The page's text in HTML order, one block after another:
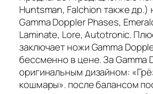
Huntsman, Falchion также др.)
Gamma Doppler Phases,
Laminate, Lore, Autotronic.
заключает ножи Gamma
бессменно в цене. За Gamma
оригинальным дизайном:
кошмары». после балансом